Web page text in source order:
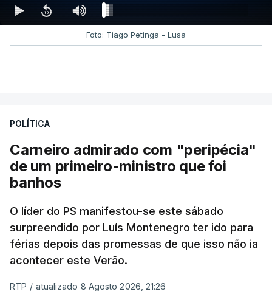
Foto: Tiago Petinga - Lusa
POLÍTICA
Carneiro admirado com "peripécia"
de um primeiro-ministro que foi
banhos
O líder do PS manifestou-se este sábado
surpreendido por Luís Montenegro ter ido para
férias depois das promessas de que isso não ia
acontecer este Verão.
RTP / atualizado 8 Agosto 2026, 21:26